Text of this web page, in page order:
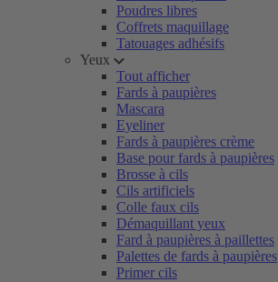
Poudres libres
Coffrets maquillage
Tatouages adhésifs
Yeux
Tout afficher
Fards à paupières
Mascara
Eyeliner
Fards à paupières crème
Base pour fards à paupières
Brosse à cils
Cils artificiels
Colle faux cils
Démaquillant yeux
Fard à paupières à paillettes
Palettes de fards à paupières
Primer cils